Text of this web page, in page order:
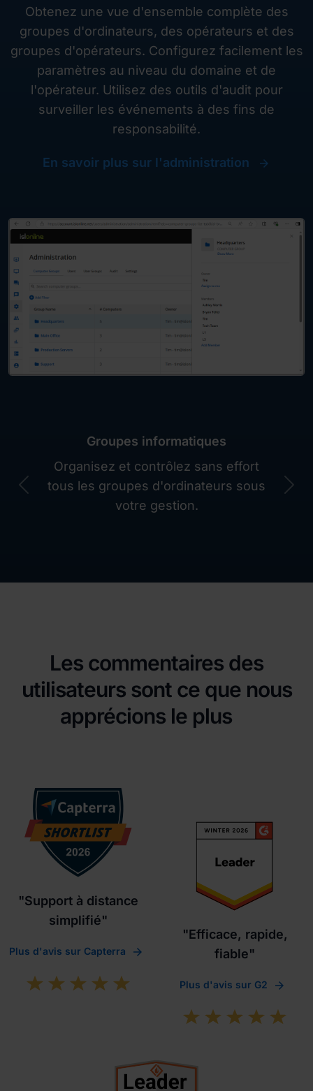
Obtenez une vue d'ensemble complète des
groupes d'ordinateurs, des opérateurs et des
groupes d'opérateurs. Configurez facilement les
paramètres au niveau du domaine et de
l'opérateur. Utilisez des outils d'audit pour
surveiller les événements à des fins de
responsabilité.
En savoir plus sur l'administration
Groupes informatiques
Organisez et contrôlez sans effort
tous les groupes d'ordinateurs sous
votre gestion.
Previous
Les commentaires des
utilisateurs sont ce que nous
apprécions le plus
"Support à distance
simplifié"
Plus d'avis sur Capterra
"Efficace, rapide,
fiable"
Plus d'avis sur G2